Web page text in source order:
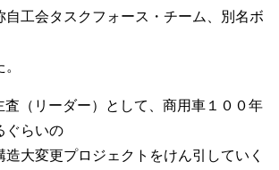
自工会タスクフォース・チーム、別名ボ
査（リーダー）として、商用車１００年
ぐらいの
造大変更プロジェクトをけん引していく